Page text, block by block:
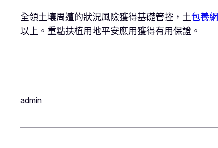
全領土壤周遭的狀況風險獲得基礎管控，土包養網
以上。重點扶植用地平安應用獲得有用保證。
admin